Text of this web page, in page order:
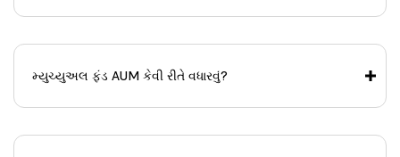
મ્યુચ્યુઅલ ફંડ AUM કેવી રીતે વધારવું?